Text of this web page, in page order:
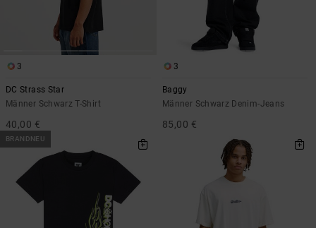
3
DC Strass Star
Männer Schwarz T-Shirt
40,00 €
3
Baggy
Männer Schwarz Denim-Jeans
85,00 €
BRANDNEU